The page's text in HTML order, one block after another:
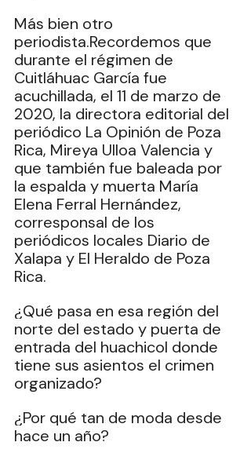
Más bien otro
periodista.Recordemos que
durante el régimen de
Cuitláhuac García fue
acuchillada, el 11 de marzo de
2020, la directora editorial del
periódico La Opinión de Poza
Rica, Mireya Ulloa Valencia y
que también fue baleada por
la espalda y muerta María
Elena Ferral Hernández,
corresponsal de los
periódicos locales Diario de
Xalapa y El Heraldo de Poza
Rica.
¿Qué pasa en esa región del
norte del estado y puerta de
entrada del huachicol donde
tiene sus asientos el crimen
organizado?
¿Por qué tan de moda desde
hace un año?